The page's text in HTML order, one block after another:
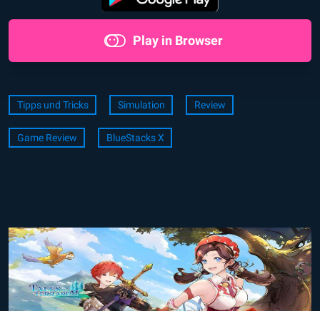
Play in Browser
Tipps und Tricks Simulation Review
Game Review BlueStacks X